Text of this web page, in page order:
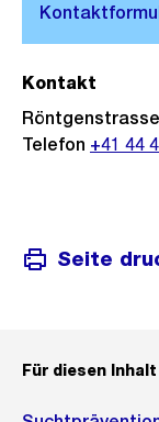
Kontakt
Telefon +41 44
Seite
Für diesen